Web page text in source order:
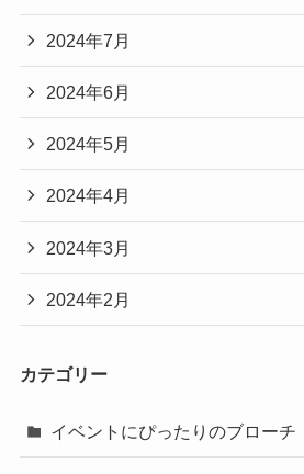
2024年7月
2024年6月
2024年5月
2024年4月
2024年3月
2024年2月
カテゴリー
イベントにぴったりのブローチ